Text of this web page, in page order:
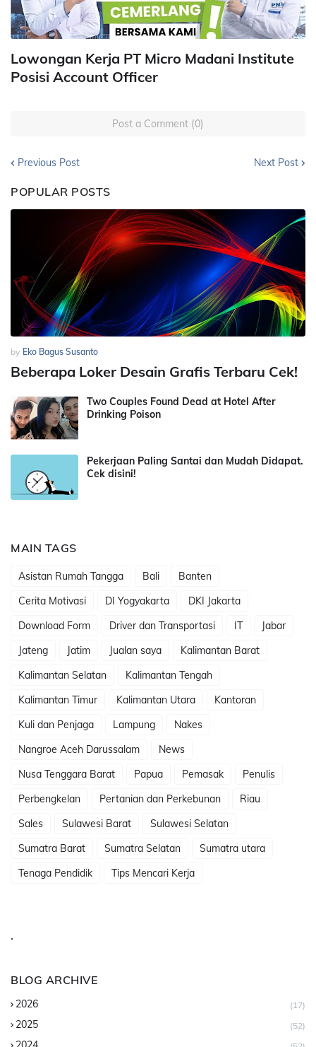
Lowongan Kerja PT Micro Madani Institute
Posisi Account Officer
Post a Comment (0)
Previous Post Next Post
POPULAR POSTS
by Eko Bagus Susanto
Beberapa Loker Desain Grafis Terbaru Cek!
Two Couples Found Dead at Hotel After
Drinking Poison
Pekerjaan Paling Santai dan Mudah Didapat.
Cek disini!
MAIN TAGS
Asistan Rumah Tangga Bali
Banten
Cerita Motivasi
DI Yogyakarta
DKI Jakarta
Download Form
Driver dan Transportasi IT
Jabar
Jateng
Jatim Jualan saya
Kalimantan Barat
Kalimantan Selatan
Kalimantan Tengah
Kalimantan Timur
Kalimantan Utara
Kantoran
Kuli dan Penjaga
Lampung
Nakes
Nangroe Aceh Darussalam
News
Nusa Tenggara Barat
Papua Pemasak
Penulis
Perbengkelan
Pertanian dan Perkebunan
Riau
Sales
Sulawesi Barat
Sulawesi Selatan
Sumatra Barat
Sumatra Selatan
Sumatra utara
Tenaga Pendidik
Tips Mencari Kerja
.
BLOG ARCHIVE
2026 (17)
2025 (52)